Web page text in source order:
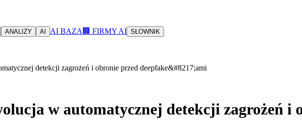
ANALIZY AI AI BAZA 🏢 FIRMY AI SŁOWNIK
detekcji zagrożeń i obronie przed deepfake&#8217;ami
w automatycznej detekcji zagrożeń i